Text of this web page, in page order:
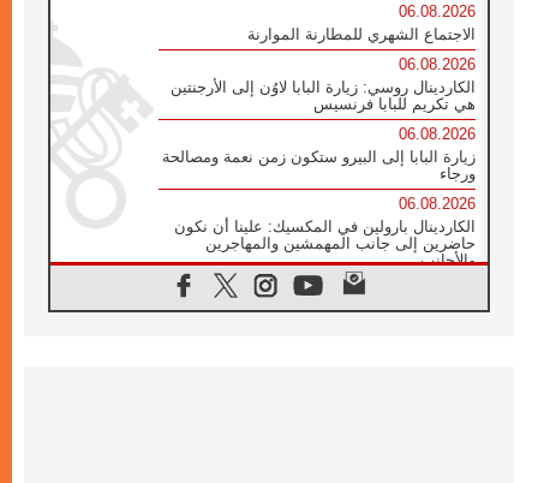
06.08.2026
الاجتماع الشهري للمطارنة الموارنة
06.08.2026
الكاردينال روسي: زيارة البابا لاوُن إلى الأرجنتين
هي تكريم للبابا فرنسيس
06.08.2026
زيارة البابا إلى البيرو ستكون زمن نعمة ومصالحة
ورجاء
06.08.2026
الكاردينال بارولين في المكسيك: علينا أن نكون
حاضرين إلى جانب المهمشين والمهاجرين
والأجانب
البابا لاوُن الرابع عشر للشباب في أسيزي: